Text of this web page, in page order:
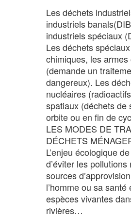
Les déchets
industriels
industriels spéciaux
Les déchets
chimiques, les
(demande un
dangereux). Les
nucléaires
spatiaux (déchets de
orbite ou en fin de
LES MODES DE
DÉCHETS
L’enjeu écologique
d’éviter les
sources
l’homme ou sa
espèces vivantes
rivières…